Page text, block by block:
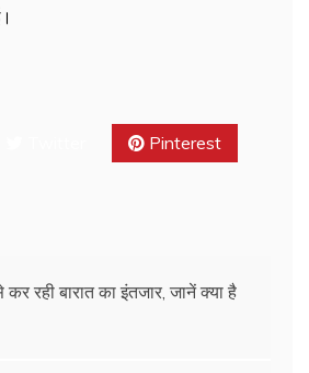
Pinterest
कर रही बारात का इंतजार, जानें क्या है